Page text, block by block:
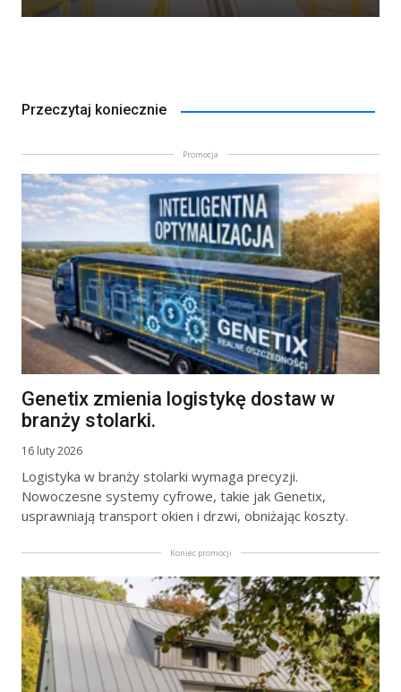
Przeczytaj koniecznie
Promocja
Genetix zmienia logistykę dostaw w
branży stolarki.
16 luty 2026
Logistyka w branży stolarki wymaga precyzji.
Nowoczesne systemy cyfrowe, takie jak Genetix,
usprawniają transport okien i drzwi, obniżając koszty.
Koniec promocji